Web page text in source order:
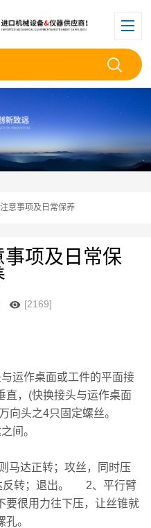
意事项及日常保养
项及日常保
[2169]
运作桌面或工件的平面接
直，(快换接头与运作桌面
向头之4只固定螺丝。
间。
马达正转；攻丝，同时压
反转；退出。 2、平行臂
要很用力往下压，让丝锥就
。